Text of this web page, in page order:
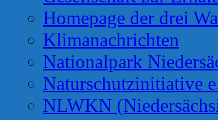
Homepage der drei
Klimanachrichten
Nationalpark
Naturschutzinitiative
NLWKN